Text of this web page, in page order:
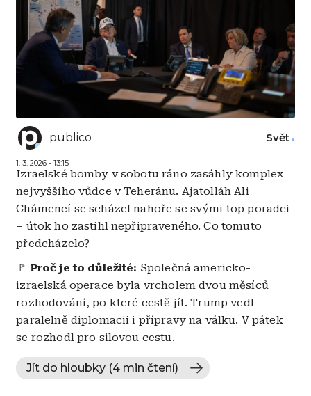
publico
1. 3. 2026 - 13:15
Svět
Izraelské bomby v sobotu ráno zasáhly komplex
nejvyššího vůdce v Teheránu. Ajatolláh Ali
Chámeneí se scházel nahoře se svými top poradci
– útok ho zastihl nepřipraveného. Co tomuto
předcházelo?
🚩 Proč je to důležité: Společná americko-
izraelská operace byla vrcholem dvou měsíců
rozhodování, po které cestě jít. Trump vedl
paralelně diplomacii i přípravy na válku. V pátek
se rozhodl pro silovou cestu.
Jít do hloubky (4 min čtení)